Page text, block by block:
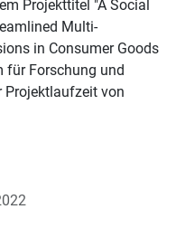
Projekttitel "A Social
Multi-
in Consumer Goods
für Forschung und
Projektlaufzeit von